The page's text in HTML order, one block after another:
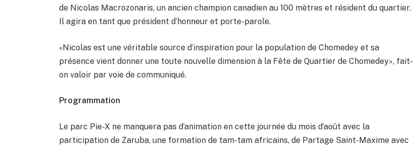
de Nicolas Macrozonaris, un ancien champion canadien au 100 mètres et résident du quartier.
Il agira en tant que président d’honneur et porte-parole.
«Nicolas est une véritable source d’inspiration pour la population de Chomedey et sa
présence vient donner une toute nouvelle dimension à la Fête de Quartier de Chomedey», fait-
on valoir par voie de communiqué.
Programmation
Le parc Pie-X ne manquera pas d’animation en cette journée du mois d’août avec la
participation de Zaruba, une formation de tam-tam africains, de Partage Saint-Maxime avec